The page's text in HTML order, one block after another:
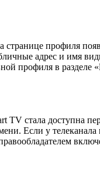
профиля
адрес и имя
профиля в
стала доступна
Если у